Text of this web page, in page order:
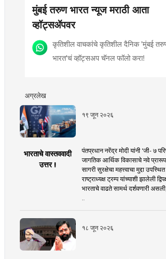
मुंबई तरुण भारत न्यूज मराठी आता
व्हॉट्सॲपवर
कृतिशील वाचकांचे कृतिशील दैनिक 'मुंबई
भारत'चं व्हॉट्सअप चॅनल फॉलो करा!
अग्रलेख
१९ जून २०२६
भारताचे वास्तववादी
उत्तर !
पंतप्रधान नरेंद्र मोदी यांनी 'जी- ७
जागतिक आर्थिक विकासाचे नवे प्रारूप
सागरी सुरक्षेचा महत्त्वाचा मुद्दा
राष्ट्राध्यक्ष ट्रम्प यांच्याशी झालेली
भारताचे वाढते सामर्थ दर्शवणारी
१८ जून २०२६